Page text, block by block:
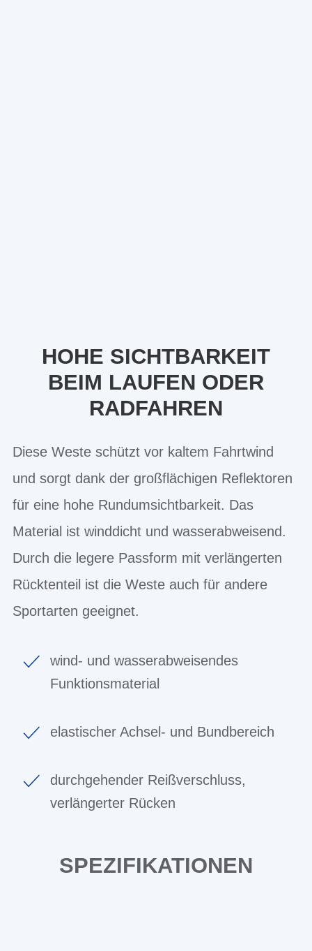
HOHE SICHTBARKEIT
BEIM LAUFEN ODER
RADFAHREN
Diese Weste schützt vor kaltem Fahrtwind
und sorgt dank der großflächigen Reflektoren
für eine hohe Rundumsichtbarkeit. Das
Material ist winddicht und wasserabweisend.
Durch die legere Passform mit verlängerten
Rücktenteil ist die Weste auch für andere
Sportarten geeignet.
wind- und wasserabweisendes
Funktionsmaterial
elastischer Achsel- und Bundbereich
durchgehender Reißverschluss,
verlängerter Rücken
SPEZIFIKATIONEN